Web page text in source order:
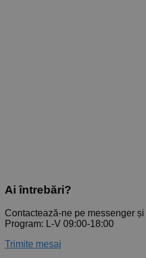
Ai întrebări?
Contactează-ne pe messenger
Program: L-V 09:00-18:00
Trimite mesaj